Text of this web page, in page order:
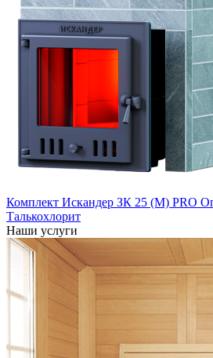
Комплект Искандер ЗК 25 (М) PRO
Талькохлорит
Наши услуги